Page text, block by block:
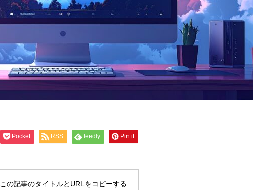
Pocket RSS feedly Pin it
この記事のタイトルとURLをコピーする